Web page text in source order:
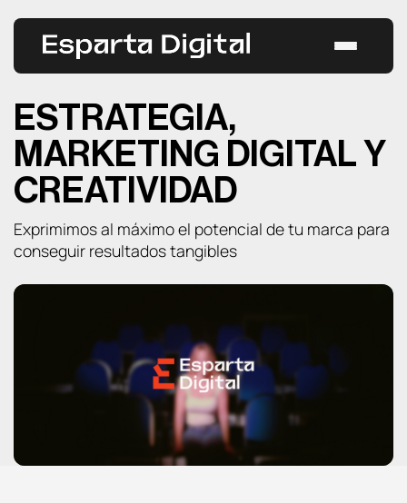
contenido
Casos de éxito
Servicios
Todos los servicios
GEO
SEM
Blog
ESTRATEGIA,
MARKETING DIGITAL Y
CREATIVIDAD
Exprimimos al máximo el potencial de tu marca para
conseguir resultados tangibles